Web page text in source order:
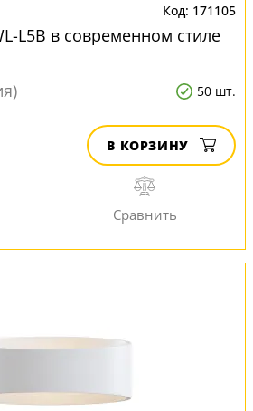
171105
L5B в современном стиле
50 шт.
В КОРЗИНУ